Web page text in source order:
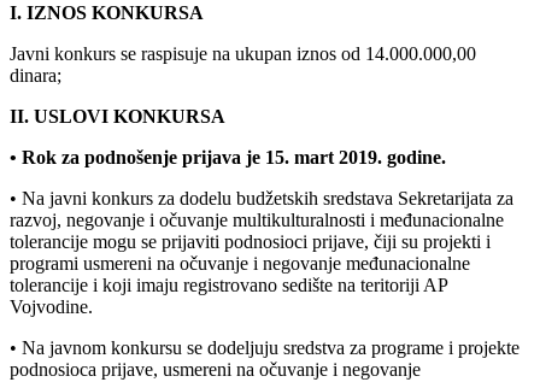
I. IZNOS KONKURSA
Javni konkurs se raspisuje na ukupan iznos od 14.000.000,00
dinara;
II. USLOVI KONKURSA
• Rok za podnošenje prijava je 15. mart 2019. godine.
• Na javni konkurs za dodelu budžetskih sredstava Sekretarijata za
razvoj, negovanje i očuvanje multikulturalnosti i međunacionalne
tolerancije mogu se prijaviti podnosioci prijave, čiji su projekti i
programi usmereni na očuvanje i negovanje međunacionalne
tolerancije i koji imaju registrovano sedište na teritoriji AP
Vojvodine.
• Na javnom konkursu se dodeljuju sredstva za programe i projekte
podnosioca prijave, usmereni na očuvanje i negovanje